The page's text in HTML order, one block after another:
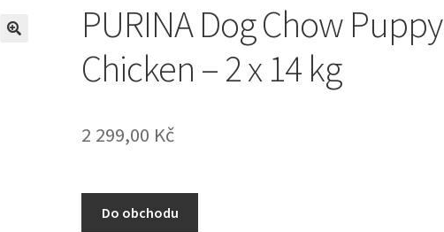
PURINA Dog Chow Puppy
Chicken – 2 x 14 kg
2 299,00 Kč
Do obchodu